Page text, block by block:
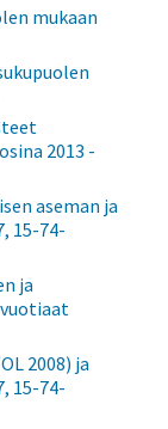
mukaan
2013 -
aseman ja
15-74-
ja
vuotiaat
2008) ja
15-74-